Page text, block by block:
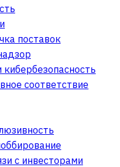
поставок
соответствие
с инвесторами